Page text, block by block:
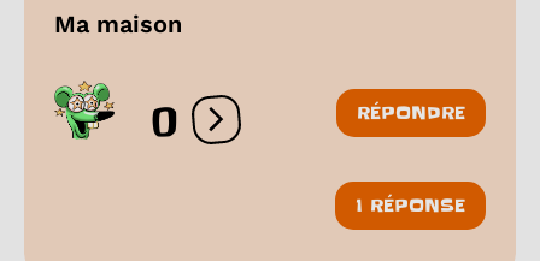
Ma maison
0 Ouvrir les réactions
RÉPONDRE
1 RÉPONSE